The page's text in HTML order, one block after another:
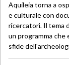
Aquileia torna a
e culturale con
ricercatori. Il tema
un programma che
sfide